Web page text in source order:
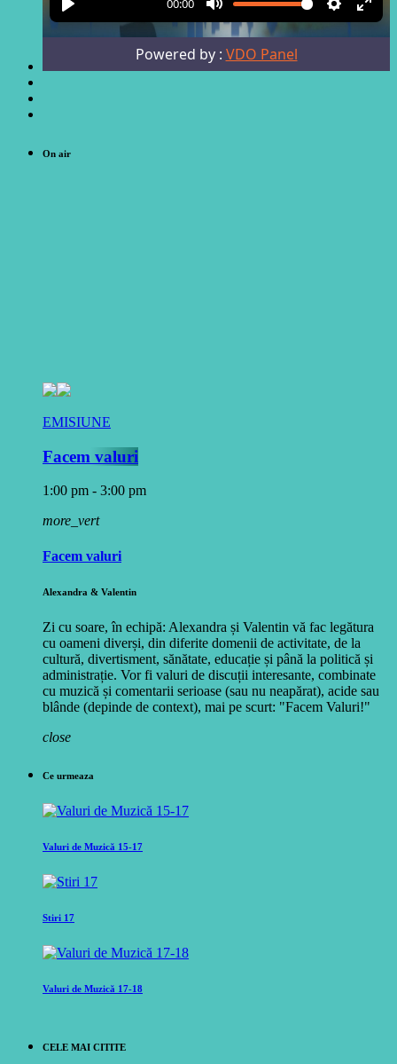
On air
EMISIUNE
Facem valuri
1:00 pm - 3:00 pm
more_vert
Facem valuri
Alexandra & Valentin
Zi cu soare, în echipă: Alexandra și Valentin vă fac legătura
cu oameni diverși, din diferite domenii de activitate, de la
cultură, divertisment, sănătate, educație și până la politică și
administrație. Vor fi valuri de discuții interesante, combinate
cu muzică și comentarii serioase (sau nu neapărat), acide sau
blânde (depinde de context), mai pe scurt: "Facem Valuri!"
close
Ce urmeaza
Valuri de Muzică 15-17
Stiri 17
Valuri de Muzică 17-18
CELE MAI CITITE